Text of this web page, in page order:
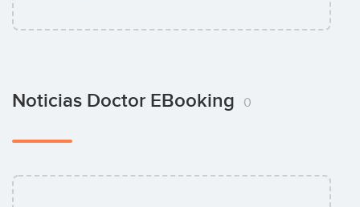
Noticias Doctor EBooking 0